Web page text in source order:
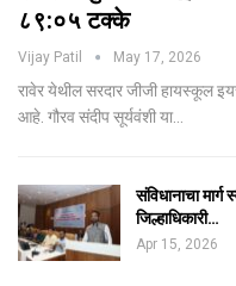
८९:०५ टक्के
Vijay Patil May 17, 2026
रावेर येथील सरदार जीजी हायस्कूल
आहे. गौरव संदीप सूर्यवंशी या…
संविधानाचा
जिल्हाधिकारी…
Apr 15, 2026